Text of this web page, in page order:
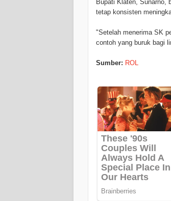
Bupati Klaten, Sunarno,
tetap konsisten
"Setelah menerima SK
contoh yang buruk bagi
Sumber: ROL